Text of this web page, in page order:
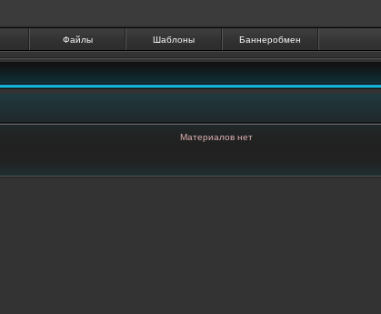
Файлы Шаблоны Баннеробмен
Материалов нет